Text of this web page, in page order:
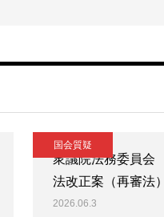
国会質疑
衆議院法務委員
法改正案（再審法
2026.06.3